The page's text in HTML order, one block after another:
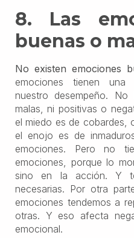
8. Las
buenas o
No existen emociones
emociones tienen una
nuestro desempeño.
malas, ni positivas o
el miedo es de cobardes,
el enojo es de
emociones. Pero no
emociones, porque lo
sino en la acción. Y
necesarias. Por otra
emociones tendemos a
otras. Y eso afecta
emocional.